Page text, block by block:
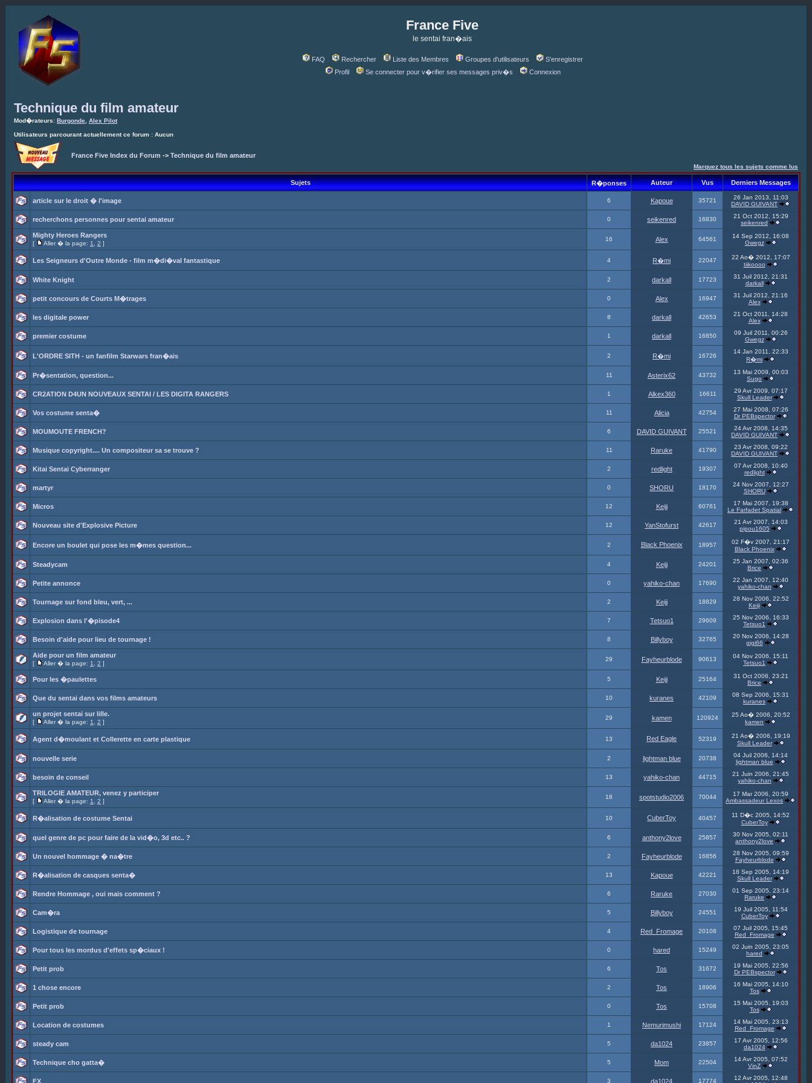
France Five
le sentai fran�ais
FAQ Rechercher Liste des Membres Groupes d'utilisateurs
S'enregistrer
Profil
Se connecter pour v�rifier ses messages priv�s Connexion
Technique du film amateur
Mod�rateurs: Burgonde Alex Pilot
Utilisateurs parcourant actuellement ce forum : Aucun
France Five Index du Forum -> Technique du film amateur
Marquez tous les sujets comme lus
Sujets R�ponses Auteur Vus Derniers Messages
article sur le droit � l'image 6 Kapoue 35721
26 Jan 2013, 11:03
DAVID GUIVANT
recherchons personnes pour sentai amateur 0 seikenred 16830
21 Oct 2012, 15:29
seikenred
Mighty Heroes Rangers
[ Aller � la page: 1 2 ]
16 Alex 64561
14 Sep 2012, 16:08
Gwegz
Les Seigneurs d'Outre Monde - film m�di�val fantastique 4 R�mi 22047
22 Ao� 2012, 17:07
tiikoooo
White Knight 2 darkall 17723
31 Juil 2012, 21:31
darkall
petit concours de Courts M�trages 0 Alex 16947
31 Juil 2012, 21:16
Alex
les digitale power 8 darkall 42653
21 Oct 2011, 14:28
Alex
premier costume 1 darkall 16850
09 Juil 2011, 00:26
Gwegz
L'ORDRE SITH - un fanfilm Starwars fran�ais 2 R�mi 16726
14 Jan 2011, 22:33
R�mi
Pr�sentation, question... 11 Asterix62 43732
13 Mai 2009, 00:03
Sugo
CR2ATION D4UN NOUVEAUX SENTAI / LES DIGITA RANGERS 1 Alkex360 16611
29 Avr 2009, 07:17
Skull Leader
Vos costume senta� 11 Alicia 42754
27 Mai 2008, 07:26
Dr PEBspector
MOUMOUTE FRENCH? 6 DAVID GUIVANT 25521
24 Avr 2008, 14:35
DAVID GUIVANT
Musique copyright.... Un compositeur sa se trouve ? 11 Raruke 41790
23 Avr 2008, 09:22
DAVID GUIVANT
Kitai Sentai Cyberranger 2 redlight 19307
07 Avr 2008, 10:40
redlight
martyr 0 SHORU 18170
24 Nov 2007, 12:27
SHORU
Micros 12 Keiji 60761
17 Mai 2007, 19:38
Le Farfadet Spatial
Nouveau site d'Explosive Picture 12 YanStofurst 42617
21 Avr 2007, 14:03
pipou1605
Encore un boulet qui pose les m�mes question... 2 Black Phoenix 18957
02 F�v 2007, 21:17
Black Phoenix
Steadycam 4 Keiji 24201
25 Jan 2007, 02:36
Brice
Petite annonce 0 yahiko-chan 17690
22 Jan 2007, 12:40
yahiko-chan
Tournage sur fond bleu, vert, ... 2 Keiji 18829
28 Nov 2006, 22:52
Keiji
Explosion dans l'�pisode4 7 Tetsuo1 29609
25 Nov 2006, 16:33
Tetsuo1
Besoin d'aide pour lieu de tournage ! 8 Billyboy 32765
20 Nov 2006, 14:28
gigi66
Aide pour un film amateur
[ Aller � la page: 1 2 ]
29 Fayheurblode 90613
04 Nov 2006, 15:11
Tetsuo1
Pour les �paulettes 5 Keiji 25164
31 Oct 2006, 23:21
Brice
Que du sentai dans vos films amateurs 10 kuranes 42109
08 Sep 2006, 15:31
kuranes
un projet sentai sur lille.
[ Aller � la page: 1 2 ]
29 kamen 120924
25 Ao� 2006, 20:52
kamen
Agent d�moulant et Collerette en carte plastique 13 Red Eagle 52319
21 Ao� 2006, 19:19
Skull Leader
nouvelle serie 2 lightman blue 20738
04 Juil 2006, 14:14
lightman blue
besoin de conseil 13 yahiko-chan 44715
21 Juin 2006, 21:45
yahiko-chan
TRILOGIE AMATEUR, venez y participer
[ Aller � la page: 1 2 ]
18 spotstudio2006 70044
17 Mar 2006, 20:59
Ambassadeur Lexos
R�alisation de costume Sentai 10 CuberToy 40457
11 D�c 2005, 14:52
CuberToy
quel genre de pc pour faire de la vid�o, 3d etc.. ? 6 anthony2love 25857
30 Nov 2005, 02:11
anthony2love
Un nouvel hommage � na�tre 2 Fayheurblode 16856
28 Nov 2005, 09:59
Fayheurblode
R�alisation de casques senta� 13 Kapoue 42221
18 Sep 2005, 14:19
Skull Leader
Rendre Hommage , oui mais comment ? 6 Raruke 27030
01 Sep 2005, 23:14
Raruke
Cam�ra 5 Billyboy 24551
19 Juil 2005, 11:54
CuberToy
Logistique de tournage 4 Red_Fromage 20108
07 Juil 2005, 15:45
Red_Fromage
Pour tous les mordus d'effets sp�ciaux ! 0 hared 15249
02 Juin 2005, 23:05
hared
Petit prob 6 Tos 31672
19 Mai 2005, 22:56
Dr PEBspector
1 chose encore 2 Tos 18906
16 Mai 2005, 14:10
Tos
Petit prob 0 Tos 15708
15 Mai 2005, 19:03
Tos
Location de costumes 1 Nemurimushi 17124
14 Mai 2005, 23:13
Red_Fromage
steady cam 5 da1024 23857
17 Avr 2005, 12:56
da1024
Technique cho gatta� 5 Mom 22504
14 Avr 2005, 07:52
VinZ
FX 3 da1024 17774
12 Avr 2005, 12:48